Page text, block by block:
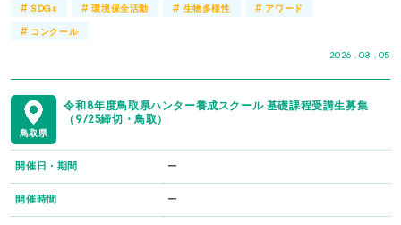
2026 . 08 . 05
#SDGs #環境保全活動 # 生物多様性 # アワード
# コンクール
鳥取県
令和8年度鳥取県ハンター養成スクール 基礎課程受講生募集
（9/25締切・鳥取）
開催日・期間 ー
開催時間 ー